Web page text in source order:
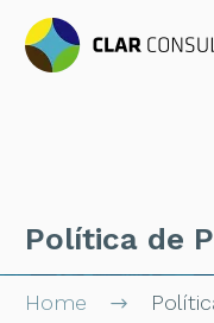
Política de
Home